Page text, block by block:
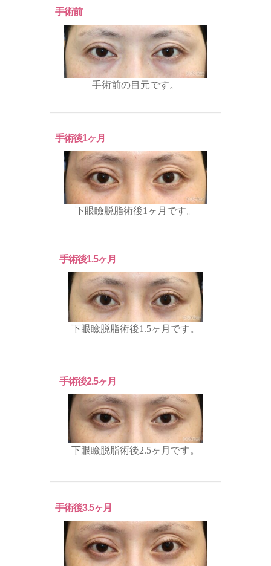
手術前
手術前の目元です。
手術後1ヶ月
下眼瞼脱脂術後1ヶ月です。
手術後1.5ヶ月
下眼瞼脱脂術後1.5ヶ月です。
手術後2.5ヶ月
下眼瞼脱脂術後2.5ヶ月です。
手術後3.5ヶ月